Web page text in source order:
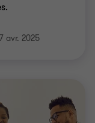
avr. 2025